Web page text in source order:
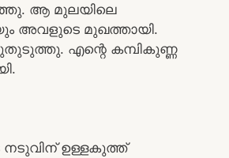
ആ മുലയിലെ
അവളുടെ മുഖത്തായി.
എന്റെ കമ്പികുണ്ണ
നടുവിന് ഉള്ളകുത്ത്